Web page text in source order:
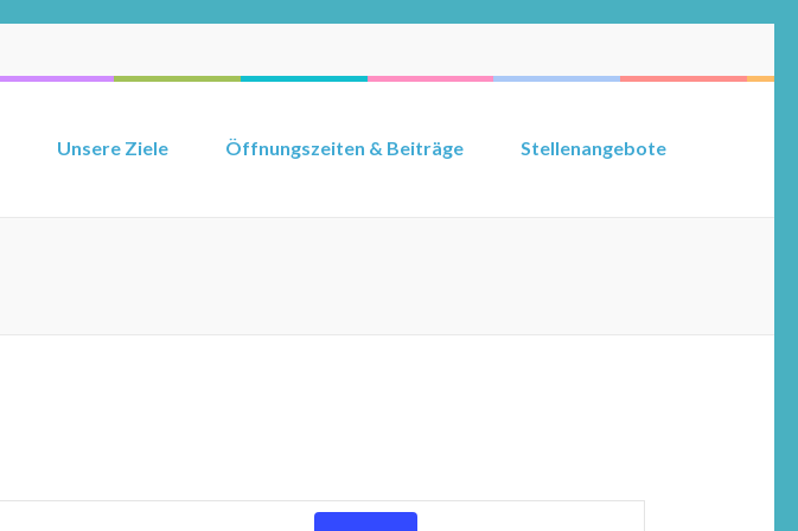
Unsere Ziele Öffnungszeiten & Beiträge Stellenangebote